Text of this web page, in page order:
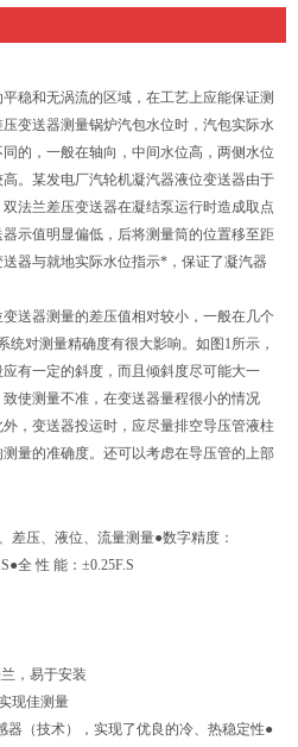
和无涡流的区域，在工艺上应能保证测
变送器测量锅炉汽包水位时，汽包实际水
的，一般在轴向，中间水位高，两侧水位
。某发电厂汽轮机凝汽器液位变送器由于
法兰差压变送器在凝结泵运行时造成取点
示值明显偏低，后将测量筒的位置移至距
器与就地实际水位指示*，保证了凝汽器
器测量的差压值相对较小，一般在几个
统对测量精确度有很大影响。如图1所示，
有一定的斜度，而且倾斜度尽可能大一
使测量不准，在变送器量程很小的情况
，变送器投运时，应尽量排空导压管液柱
量的准确度。还可以考虑在导压管的上部
压、液位、流量测量●数字精度：
全 性 能：±0.25F.S
，易于安装
现佳测量
（技术），实现了优良的冷、热稳定性●